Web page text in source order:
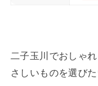
二子玉川でおしゃ
さしいものを選びた